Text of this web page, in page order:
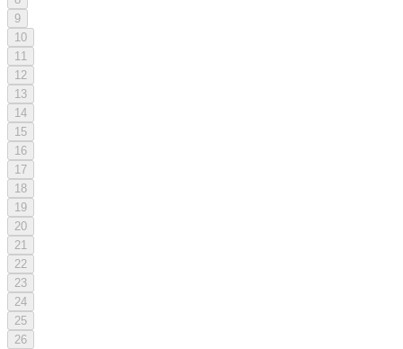
9
10
11
12
13
14
15
16
17
18
19
20
21
22
23
24
25
26